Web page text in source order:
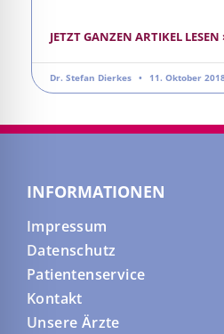
JETZT GANZEN ARTIKEL LESEN
Dr. Stefan Dierkes 11. Oktober
INFORMATIONEN
Impressum
Datenschutz
Patientenservice
Kontakt
Unsere Ärzte